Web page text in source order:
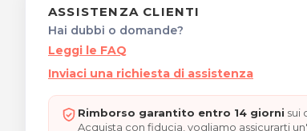
ASSISTENZA CLIENTI
Hai dubbi o domande?
Leggi le FAQ
Inviaci una richiesta di assistenza
Rimborso garantito entro 14 giorni sui
Acquista con fiducia, vogliamo assicurarti